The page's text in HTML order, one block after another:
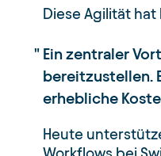
Diese Agilität
Ein zentraler
bereitzustellen.
erhebliche
Heute